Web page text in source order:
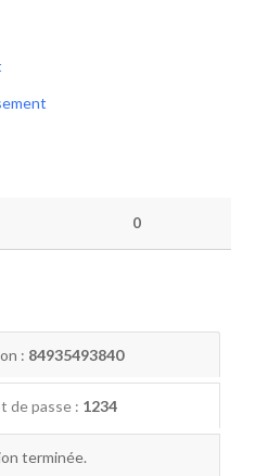
0
: 84935493840
de passe : 1234
terminée.